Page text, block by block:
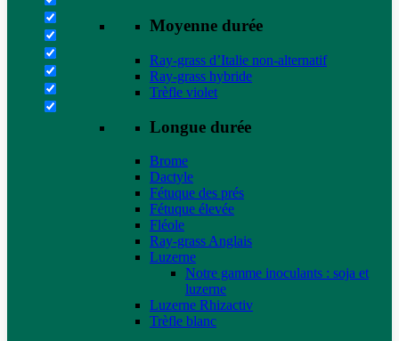
Moyenne durée
Ray-grass d’Italie non-alternatif
Ray-grass hybride
Trèfle violet
Longue durée
Brome
Dactyle
Fétuque des prés
Fétuque élevée
Fléole
Ray-grass Anglais
Luzerne
Notre gamme inoculants : soja et
luzerne
Luzerne Rhizactiv
Trèfle blanc